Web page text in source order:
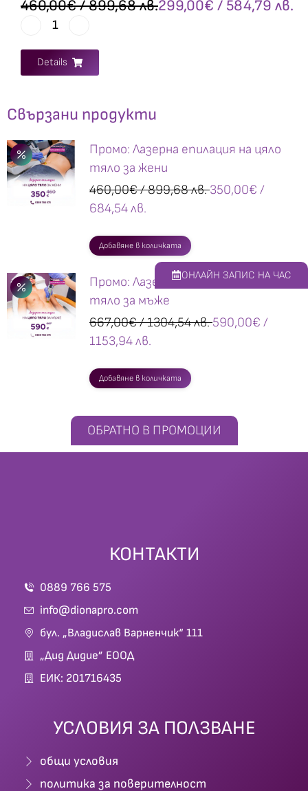
460,00€/ 899,68 лв.299,00€ / 584,79 лв.
Details
Свързани продукти
Промо: Лазерна епилация на цяло
тяло за жени
460,00€/ 899,68 лв.350,00€ /
684,54 лв.
Добавяне в количката
Промо: Лазерна епилация на цяло
тяло за мъже
667,00€/ 1304,54 лв.590,00€ /
1153,94 лв.
Добавяне в количката
ОБРАТНО В ПРОМОЦИИ
КОНТАКТИ
0889 766 575
info@dionapro.com
бул. „Владислав Варненчик“ 111
„Дид Дидие” ЕООД
ЕИК: 201716435
УСЛОВИЯ ЗА ПОЛЗВАНЕ
общи условия
политика за поверителност
ОНЛАЙН ЗАПИС НА ЧАС